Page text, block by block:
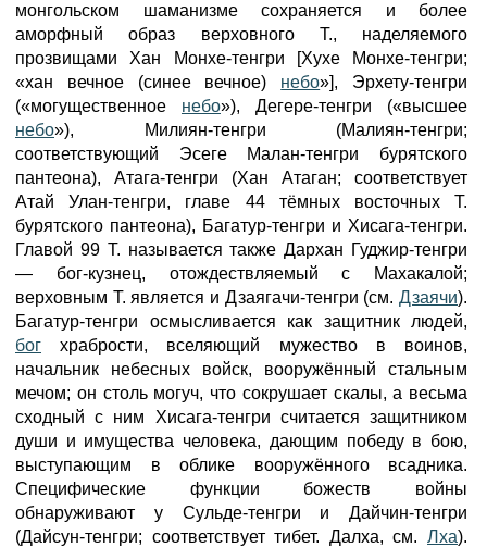
монгольском шаманизме сохраняется и более
аморфный образ верховного Т., наделяемого
прозвищами Хан Монхе-тенгри [Хухе Монхе-тенгри;
«хан вечное (синее вечное) небо»], Эрхету-тенгри
(«могущественное небо»), Дегере-тенгри («высшее
небо»), Милиян-тенгри (Малиян-тенгри;
соответствующий Эсеге Малан-тенгри бурятского
пантеона), Атага-тенгри (Хан Атаган; соответствует
Атай Улан-тенгри, главе 44 тёмных восточных Т.
бурятского пантеона), Багатур-тенгри и Хисага-тенгри.
Главой 99 Т. называется также Дархан Гуджир-тенгри
— бог-кузнец, отождествляемый с Махакалой;
верховным Т. является и Дзаягачи-тенгри (см. Дзаячи).
Багатур-тенгри осмысливается как защитник людей,
бог храбрости, вселяющий мужество в воинов,
начальник небесных войск, вооружённый стальным
мечом; он столь могуч, что сокрушает скалы, а весьма
сходный с ним Хисага-тенгри считается защитником
души и имущества человека, дающим победу в бою,
выступающим в облике вооружённого всадника.
Специфические функции божеств войны
обнаруживают у Сульде-тенгри и Дайчин-тенгри
(Дайсун-тенгри; соответствует тибет. Далха, см. Лха).